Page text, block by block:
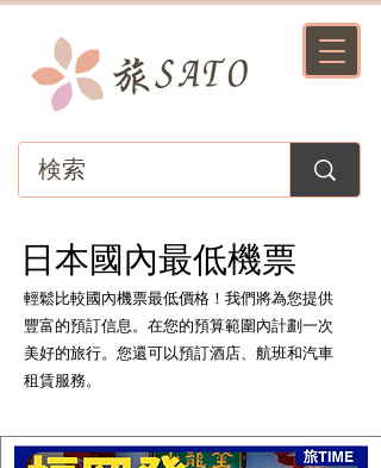
​日本國內最低機票
輕鬆比較國內機票最低價格！我們將為您提供
豐富的預訂信息。在您的預算範圍內計劃一次
美好的旅行。您還可以預訂酒店、航班和汽車
租賃服務。